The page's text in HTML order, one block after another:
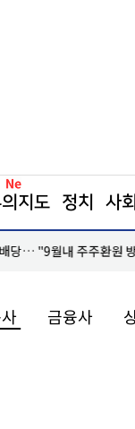
지도 정치 사
600명 모집… 21일까지
금융사